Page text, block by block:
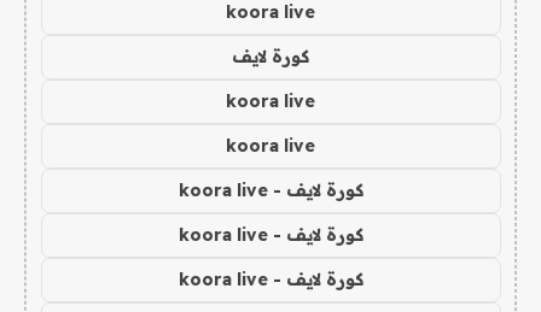
koora live
كورة لايف
koora live
koora live
كورة لايف - koora live
كورة لايف - koora live
كورة لايف - koora live